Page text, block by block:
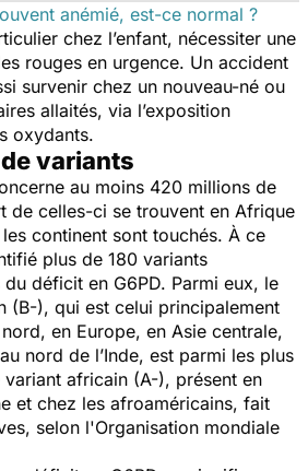
anémié, est-ce normal ?
chez l’enfant, nécessiter une
rouges en urgence. Un accident
survenir chez un nouveau-né ou
allaités, via l’exposition
oxydants.
variants
au moins 420 millions de
de celles-ci se trouvent en Afrique
continent sont touchés. À ce
plus de 180 variants
déficit en G6PD. Parmi eux, le
(B-), qui est celui principalement
en Europe, en Asie centrale,
nord de l’Inde, est parmi les plus
africain (A-), présent en
et chez les afroaméricains, fait
selon l'Organisation mondiale